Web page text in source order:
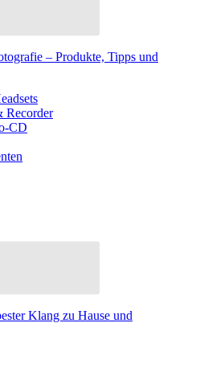
– Produkte, Tipps und
Recorder
CD
Klang zu Hause und